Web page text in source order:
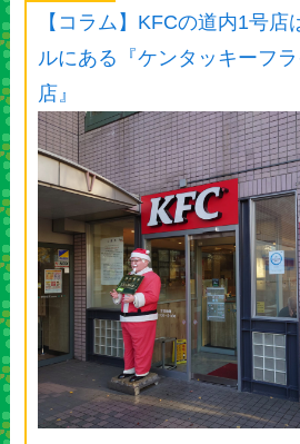
【コラム】KFCの道内1号店
ルにある『ケンタッキーフ
店』